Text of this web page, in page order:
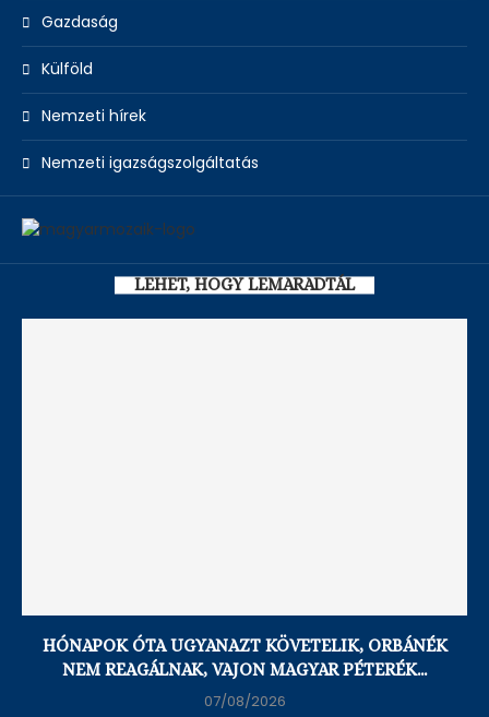
Gazdaság
Külföld
Nemzeti hírek
Nemzeti igazságszolgáltatás
LEHET, HOGY LEMARADTÁL
HÓNAPOK ÓTA UGYANAZT KÖVETELIK, ORBÁNÉK
NEM REAGÁLNAK, VAJON MAGYAR PÉTERÉK...
07/08/2026